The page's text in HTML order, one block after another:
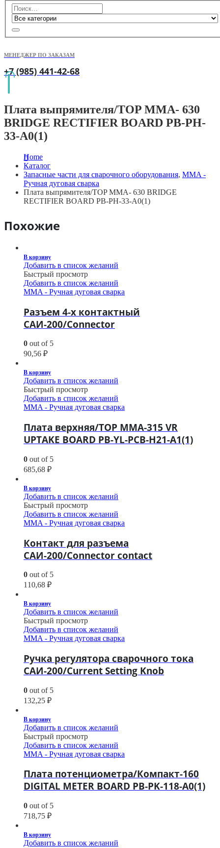
МЕНЕДЖЕР ПО ЗАКАЗАМ
+7 (985) 441-42-68
Плата выпрямителя/TOP MMA- 630
BRIDGE RECTIFIER BOARD PB-PH-
33-A0(1)
Home
Каталог
Запасные части для сварочного оборудования, MMA -
Ручная дуговая сварка
Плата выпрямителя/TOP MMA- 630 BRIDGE
RECTIFIER BOARD PB-PH-33-A0(1)
Похожие
В корзину
Добавить в список желаний
Быстрый просмотр
Добавить в список желаний
MMA - Ручная дуговая сварка
Разъем 4-х контактный
САИ-200/Connector
0 out of 5
90,56 ₽
В корзину
Добавить в список желаний
Быстрый просмотр
Добавить в список желаний
MMA - Ручная дуговая сварка
Плата верхняя/TOP MMA-315 VR
UPTAKE BOARD PB-YL-PCB-H21-A1(1)
0 out of 5
685,68 ₽
В корзину
Добавить в список желаний
Быстрый просмотр
Добавить в список желаний
MMA - Ручная дуговая сварка
Контакт для разъема
САИ-200/Connector contact
0 out of 5
110,68 ₽
В корзину
Добавить в список желаний
Быстрый просмотр
Добавить в список желаний
MMA - Ручная дуговая сварка
Ручка регулятора сварочного тока
САИ-200/Current Setting Knob
0 out of 5
132,25 ₽
В корзину
Добавить в список желаний
Быстрый просмотр
Добавить в список желаний
MMA - Ручная дуговая сварка
Плата потенциометра/Компакт-160
DIGITAL METER BOARD PB-PK-118-A0(1)
0 out of 5
718,75 ₽
В корзину
Добавить в список желаний